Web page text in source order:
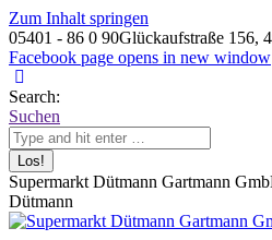
Zum Inhalt springen
05401 - 86 0 90Glückaufstraße 156,
Facebook page opens in new window
Search:
Suchen
Supermarkt Dütmann Gartmann
Dütmann